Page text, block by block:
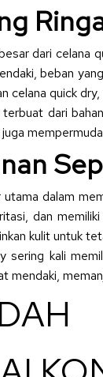
dari celana
beban
celana quick
terbuat dari
dalam
dan
kulit untuk
sering kali
mendaki,